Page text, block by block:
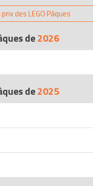
des LEGO Pâques
de2026
de2025